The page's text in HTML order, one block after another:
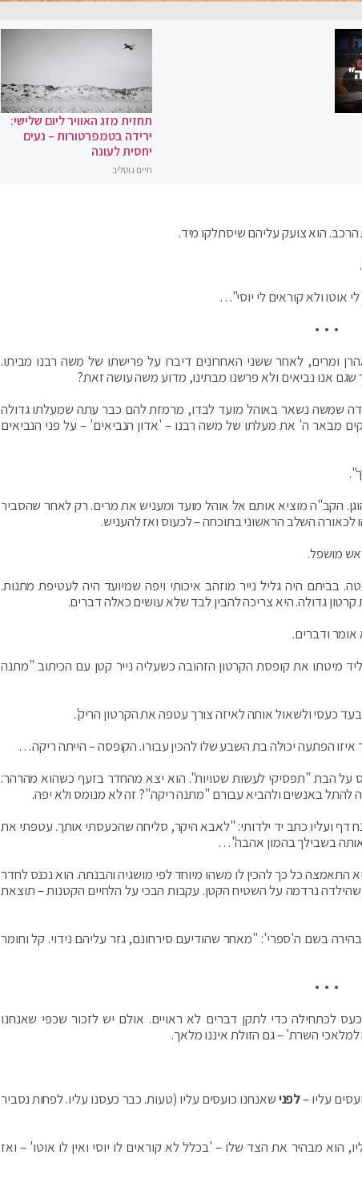
תחזית מזג האוויר ליום שלישי:
ירידה בטמפרטורות – נעים
יחסית לעונה
חיים גוטליב
הוא צועק עליהם שיסתלקו מיד.
אוטו ולא קוראים לי יוסי"…
• • •
לאחר ששני האחרונים דיברו על פרישתו של משה רבנו מביתו.
אנו נביאים ולא פרשנו מבתינו, מדוע משה עושה זאת?
שמשה נשאר באוהל מועד לבדו, מרמזת להם כבר עתה שמעלתו גדולה
מבאר ה' את מעלתו של משה רבנו – 'אדון הנביאים' – על פני הנביאים
הקב"ה מוציא אותם אל אוהל מועד ומעניש את מרים. רק לאחר שהסביר
השלב הראשוני בתוכחה – לכעוס ואז להעניש.
מושפל.
בביתם היה גליל נייר מוזהב איכותי ויפה שמיועד היה לעטיפת מתנות.
גדולה. היא צריכה להבין לבד שלא עושים כאלה דברים.
ודברים.
את קופסת הקרטון הזהובה כשעליה נייר קטן עם הכיתוב "מתנה
כעסי ולשאול אותה לאיזה צורך עטפה את הקרטון הריק'.
הפתעה יכולה בת השבע שלו להכין עבורו. הקופסה – הייתה ריקה…
על הבת "תפסיקי לעשות שטויות". הוא יצא מהחדר בזעף כשהוא מהרהר:
באנשים ולהביא עבורם "מתנה ריקה"? זה לא מנומס ולא יפה.
ועליו כתב יד ילדותי: "לאבא היקר, סליחה שהכעסתי אותך. עטפתי את
בשבילך בהמון אהבה"…
התאמצה כל כך להכין לו משהו מיוחד לפי מושגיה והבנתה. הוא נכנס לחדר
נרדמה על השטיח הקטן. עקבות הבכי על הלחיים הקטנות – תוצאת
בשם ה'ספרי': "מאחר שהודיעם סירחונם, גזר עליהם נידוי. קל וחומר
• • •
לכתחילה כדי לתקן דברים לא ראויים. אולם יש לזכור שכפי שאנחנו
השרת' – גם הזולת איננו מלאך.
עליו –לפנישאנחנו כועסים עליו (טעות. כבר כעסנו עליו. לפחות נסביר
הוא מבהיר את הצד שלו – 'בכלל לא קוראים לו יוסי ואין לו אוטו' – ואז